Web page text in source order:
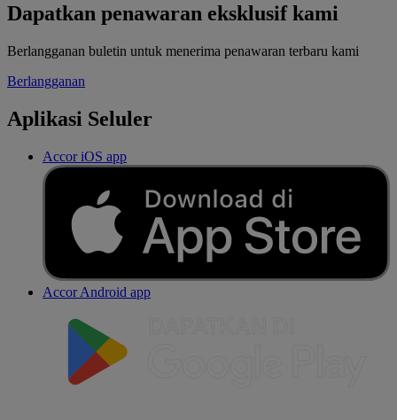
Dapatkan penawaran eksklusif kami
Berlangganan buletin untuk menerima penawaran terbaru kami
Berlangganan
Aplikasi Seluler
Accor iOS app
Accor Android app